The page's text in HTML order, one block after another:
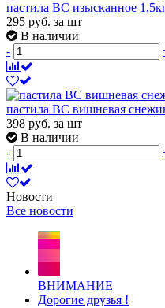
пастила ВС изысканное
295 руб. за шт
В наличии
-
пастила ВС вишневая
398 руб. за шт
В наличии
-
Новости
Все новости
ВНИМАНИЕ
Дорогие друзья !